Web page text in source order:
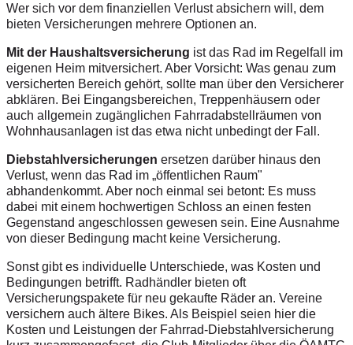
Wer sich vor dem finanziellen Verlust absichern will, dem
bieten Versicherungen mehrere Optionen an.
Mit der Haushaltsversicherung ist das Rad im Regelfall im
eigenen Heim mitversichert. Aber Vorsicht: Was genau zum
versicherten Bereich gehört, sollte man über den Versicherer
abklären. Bei Eingangsbereichen, Treppenhäusern oder
auch allgemein zugänglichen Fahrradabstellräumen von
Wohnhausanlagen ist das etwa nicht unbedingt der Fall.
Diebstahlversicherungen ersetzen darüber hinaus den
Verlust, wenn das Rad im „öffentlichen Raum"
abhandenkommt. Aber noch einmal sei betont: Es muss
dabei mit einem hochwertigen Schloss an einen festen
Gegenstand angeschlossen gewesen sein. Eine Ausnahme
von dieser Bedingung macht keine Versicherung.
Sonst gibt es individuelle Unterschiede, was Kosten und
Bedingungen betrifft. Radhändler bieten oft
Versicherungspakete für neu gekaufte Räder an. Vereine
versichern auch ältere Bikes. Als Beispiel seien hier die
Kosten und Leistungen der Fahrrad-Diebstahlversicherung